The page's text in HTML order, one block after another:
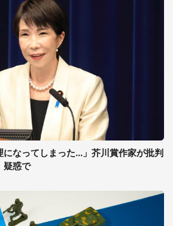
になってしまった...」芥川賞作家が批判
疑惑で